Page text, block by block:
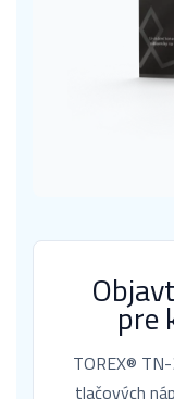
pre
TOREX®
tlačových